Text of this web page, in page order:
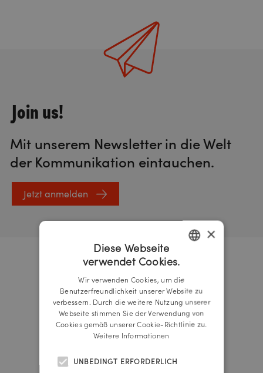
Join us!
Mit unserem Newsletter in die Welt
der Kommunikation eintauchen.
Jetzt anmelden
Urknall Timer
37
years
GERMAN
×
Diese Webseite
verwendet Cookies.
Wir verwenden Cookies, um die
Benutzerfreundlichkeit unserer Website zu
verbessern. Durch die weitere Nutzung unserer
Webseite stimmen Sie der Verwendung von
Cookies gemäß unserer Cookie-Richtlinie zu.
Weitere Informationen
UNBEDINGT ERFORDERLICH